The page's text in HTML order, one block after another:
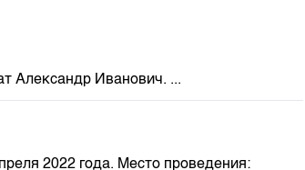
ГЦБ
Александр Иванович. ...
2022 года. Место проведения: